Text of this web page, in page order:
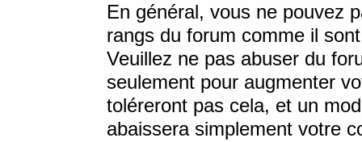
En général, vous ne pouvez
rangs du forum comme il
Veuillez ne pas abuser du
seulement pour augmenter
toléreront pas cela, et un
abaissera simplement votre